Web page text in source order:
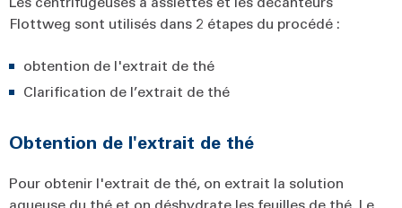
Flottweg sont utilisés dans 2 étapes du procédé :
obtention de l'extrait de thé
Clarification de l’extrait de thé
Obtention de l'extrait de thé
Pour obtenir l'extrait de thé, on extrait la solution
aqueuse du thé et on déshydrate les feuilles de thé. Le